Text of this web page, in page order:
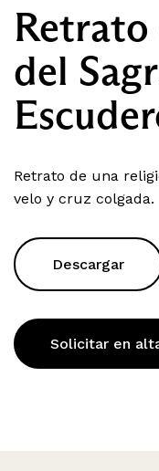
del
Retrato de una
velo y cruz colgada.
Descargar
Solicitar en